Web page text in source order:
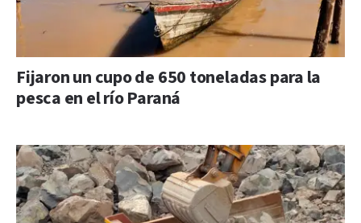
Fijaron un cupo de 650 toneladas para la
pesca en el río Paraná